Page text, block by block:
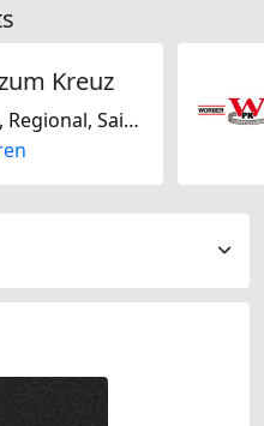
Kreuz
Schweizerisch, Regional, Saisonal